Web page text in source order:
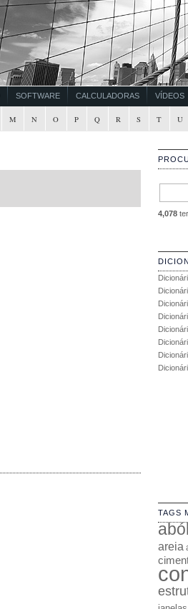
SOFTWARE CALCULADORAS VÍDEOS
M N O P Q R S T U
4,078
TAGS
areia